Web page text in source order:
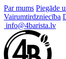
Par mums Piegāde
Vairumtirdzniecība
info@4barista.lv